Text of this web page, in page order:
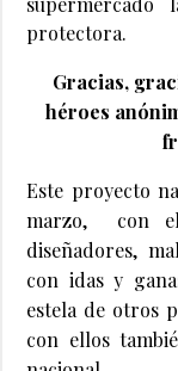
protectora.
Gracias,
héroes
Este proyecto
marzo, con
diseñadores,
con idas y
estela de otros
con ellos